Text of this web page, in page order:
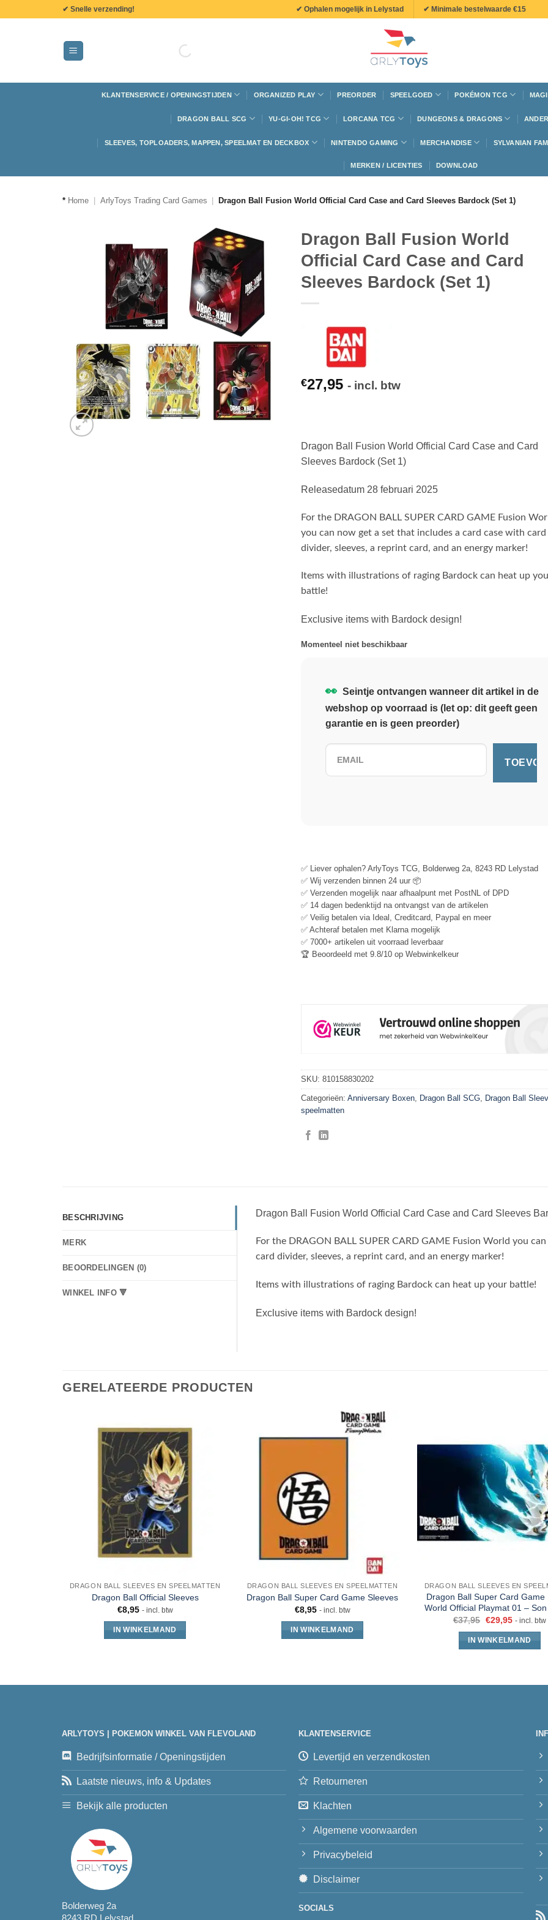
✔ Snelle verzending! ✔ Ophalen mogelijk in Lelystad ✔ Minimale bestelwaarde €15
KLANTENSERVICE / OPENINGSTIJDEN ORGANIZED PLAY PREORDER SPEELGOED POKÉMON TCG
DRAGON BALL SCG YU-GI-OH! TCG LORCANA TCG DUNGEONS & DRAGONS
SLEEVES, TOPLOADERS, MAPPEN, SPEELMAT EN DECKBOX NINTENDO GAMING MERCHANDISE SYLVANIAN
MERKEN / LICENTIES DOWNLOAD
* Home ArlyToys Trading Card Games Dragon Ball Fusion World Official Card Case and Card Sleeves Bardock (Set 1)
Dragon Ball Fusion World
Official Card Case and Card
Sleeves Bardock (Set 1)
€27,95 - incl. btw
Dragon Ball Fusion World Official Card Case and Card
Sleeves Bardock (Set 1)
Releasedatum 28 februari 2025
For the DRAGON BALL SUPER CARD GAME Fusion
you can now get a set that includes a card case with card
divider, sleeves, a reprint card, and an energy marker!
Items with illustrations of raging Bardock can heat up
battle!
Exclusive items with Bardock design!
Momenteel niet beschikbaar
👀 Seintje ontvangen wanneer dit artikel in de
webshop op voorraad is (let op: dit geeft geen
garantie en is geen preorder)
✅ Liever ophalen? ArlyToys TCG, Bolderweg 2a, 8243 RD Lelystad
✅ Wij verzenden binnen 24 uur 📦
✅ Verzenden mogelijk naar afhaalpunt met PostNL of DPD
✅ 14 dagen bedenktijd na ontvangst van de artikelen
✅ Veilig betalen via Ideal, Creditcard, Paypal en meer
✅ Achteraf betalen met Klarna mogelijk
✅ 7000+ artikelen uit voorraad leverbaar
🏆 Beoordeeld met 9.8/10 op Webwinkelkeur
SKU: 810158830202
Categorieën: Anniversary Boxen Dragon Ball SCG
Dragon Ball
speelmatten
BESCHRIJVING
MERK
BEOORDELINGEN (0)
WINKEL INFO 🔻
Dragon Ball Fusion World Official Card Case and Card Sleeves
For the DRAGON BALL SUPER CARD GAME Fusion World you
card divider, sleeves, a reprint card, and an energy marker!
Items with illustrations of raging Bardock can heat up your battle!
Exclusive items with Bardock design!
GERELATEERDE PRODUCTEN
DRAGON BALL SLEEVES EN SPEELMATTEN
Dragon Ball Official Sleeves
€8,95 - incl. btw
IN WINKELMAND
DRAGON BALL SLEEVES EN SPEELMATTEN
Dragon Ball Super Card Game Sleeves
€8,95 - incl. btw
IN WINKELMAND
DRAGON BALL SLEEVES EN
Dragon Ball Super Card Game
World Official Playmat 01 –
€37,95 €29,95 - incl. btw
IN WINKELMAND
ARLYTOYS | POKEMON WINKEL VAN FLEVOLAND
Bedrijfsinformatie / Openingstijden
Laatste nieuws, info & Updates
Bekijk alle producten
Bolderweg 2a
8243 RD Lelystad
KLANTENSERVICE
Levertijd en verzendkosten
Retourneren
Klachten
Algemene voorwaarden
Privacybeleid
Disclaimer
SOCIALS